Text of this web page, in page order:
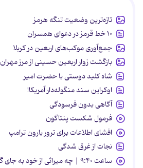
تازه‌ترین وضعیت تنگه هرمز
۱۰ خط قرمز در دعوای همسران
جمع‌آوری موکب‌های اربعین در کربلا
بازگشت زوار اربعین حسینی از مرز مهران
شاه کلید دوستی با حضرت امیر
اوکراین سند منگوله‌دار آمریکا!
آگاهی بدون فرسودگی
فرمول شکست پنتاگون
افشای اطلاعات برای ترور بارون ترامپ
نجات از غرق شدگی
ساعت ۹:۴۰ | چه میراثی از خود به جای گذاشت؟